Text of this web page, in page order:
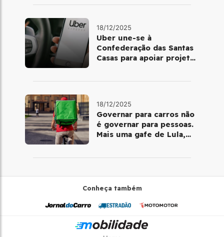
18/12/2025
Uber une-se à
Confederação das Santas
Casas para apoiar projetos
18/12/2025
Governar para carros não
é governar para pessoas.
Mais uma gafe de Lula,
Conheça também